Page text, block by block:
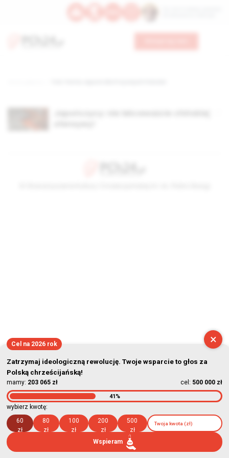
×
Cel na 2026 rok
Zatrzymaj ideologiczną rewolucję. Twoje wsparcie to głos za
Polską chrześcijańską!
mamy: 203 065 zł cel: 500 000 zł
41%
wybierz kwotę:
60
zł
80
zł
100
zł
200
zł
500
zł
Wspieram